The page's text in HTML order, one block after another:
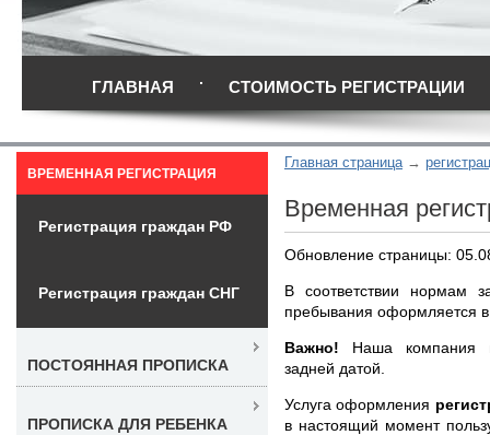
ГЛАВНАЯ СТОИМОСТЬ РЕГИСТРАЦИИ
Главная страница
Временная
Обновление страницы:
В соответствии нормам
пребывания оформляется
Важно! Наша компания
задней датой.
Услуга оформления
в настоящий момент
ВРЕМЕННАЯ РЕГИСТРАЦИЯ
Регистрация граждан РФ
Регистрация граждан СНГ
ПОСТОЯННАЯ ПРОПИСКА
ПРОПИСКА ДЛЯ РЕБЕНКА